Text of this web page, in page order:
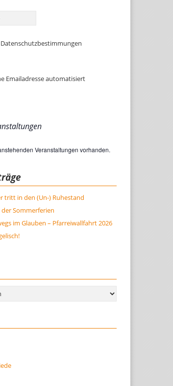
Emailadresse automatisiert
Veranstaltungen vorhanden.
tritt in den (Un-) Ruhestand
Sommerferien
im Glauben – Pfarreiwallfahrt 2026